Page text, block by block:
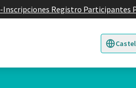
-Inscripciones Registro Participantes
Triar la